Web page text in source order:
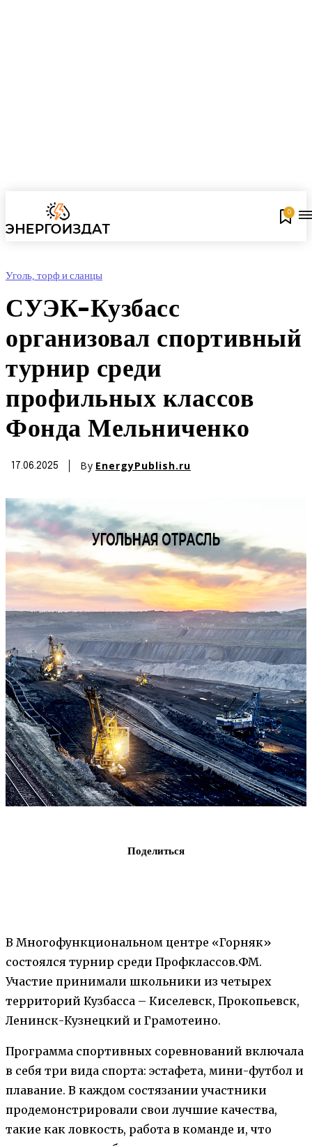
0
Уголь, торф и сланцы
СУЭК-Кузбасс
организовал спортивный
турнир среди
профильных классов
Фонда Мельниченко
17.06.2025 By EnergyPublish.ru
Поделиться
В Многофункциональном центре «Горняк»
состоялся турнир среди Профклассов.ФМ.
Участие принимали школьники из четырех
территорий Кузбасса – Киселевск, Прокопьевск,
Ленинск-Кузнецкий и Грамотеино.
Программа спортивных соревнований включала
в себя три вида спорта: эстафета, мини-футбол и
плавание. В каждом состязании участники
продемонстрировали свои лучшие качества,
такие как ловкость, работа в команде и, что